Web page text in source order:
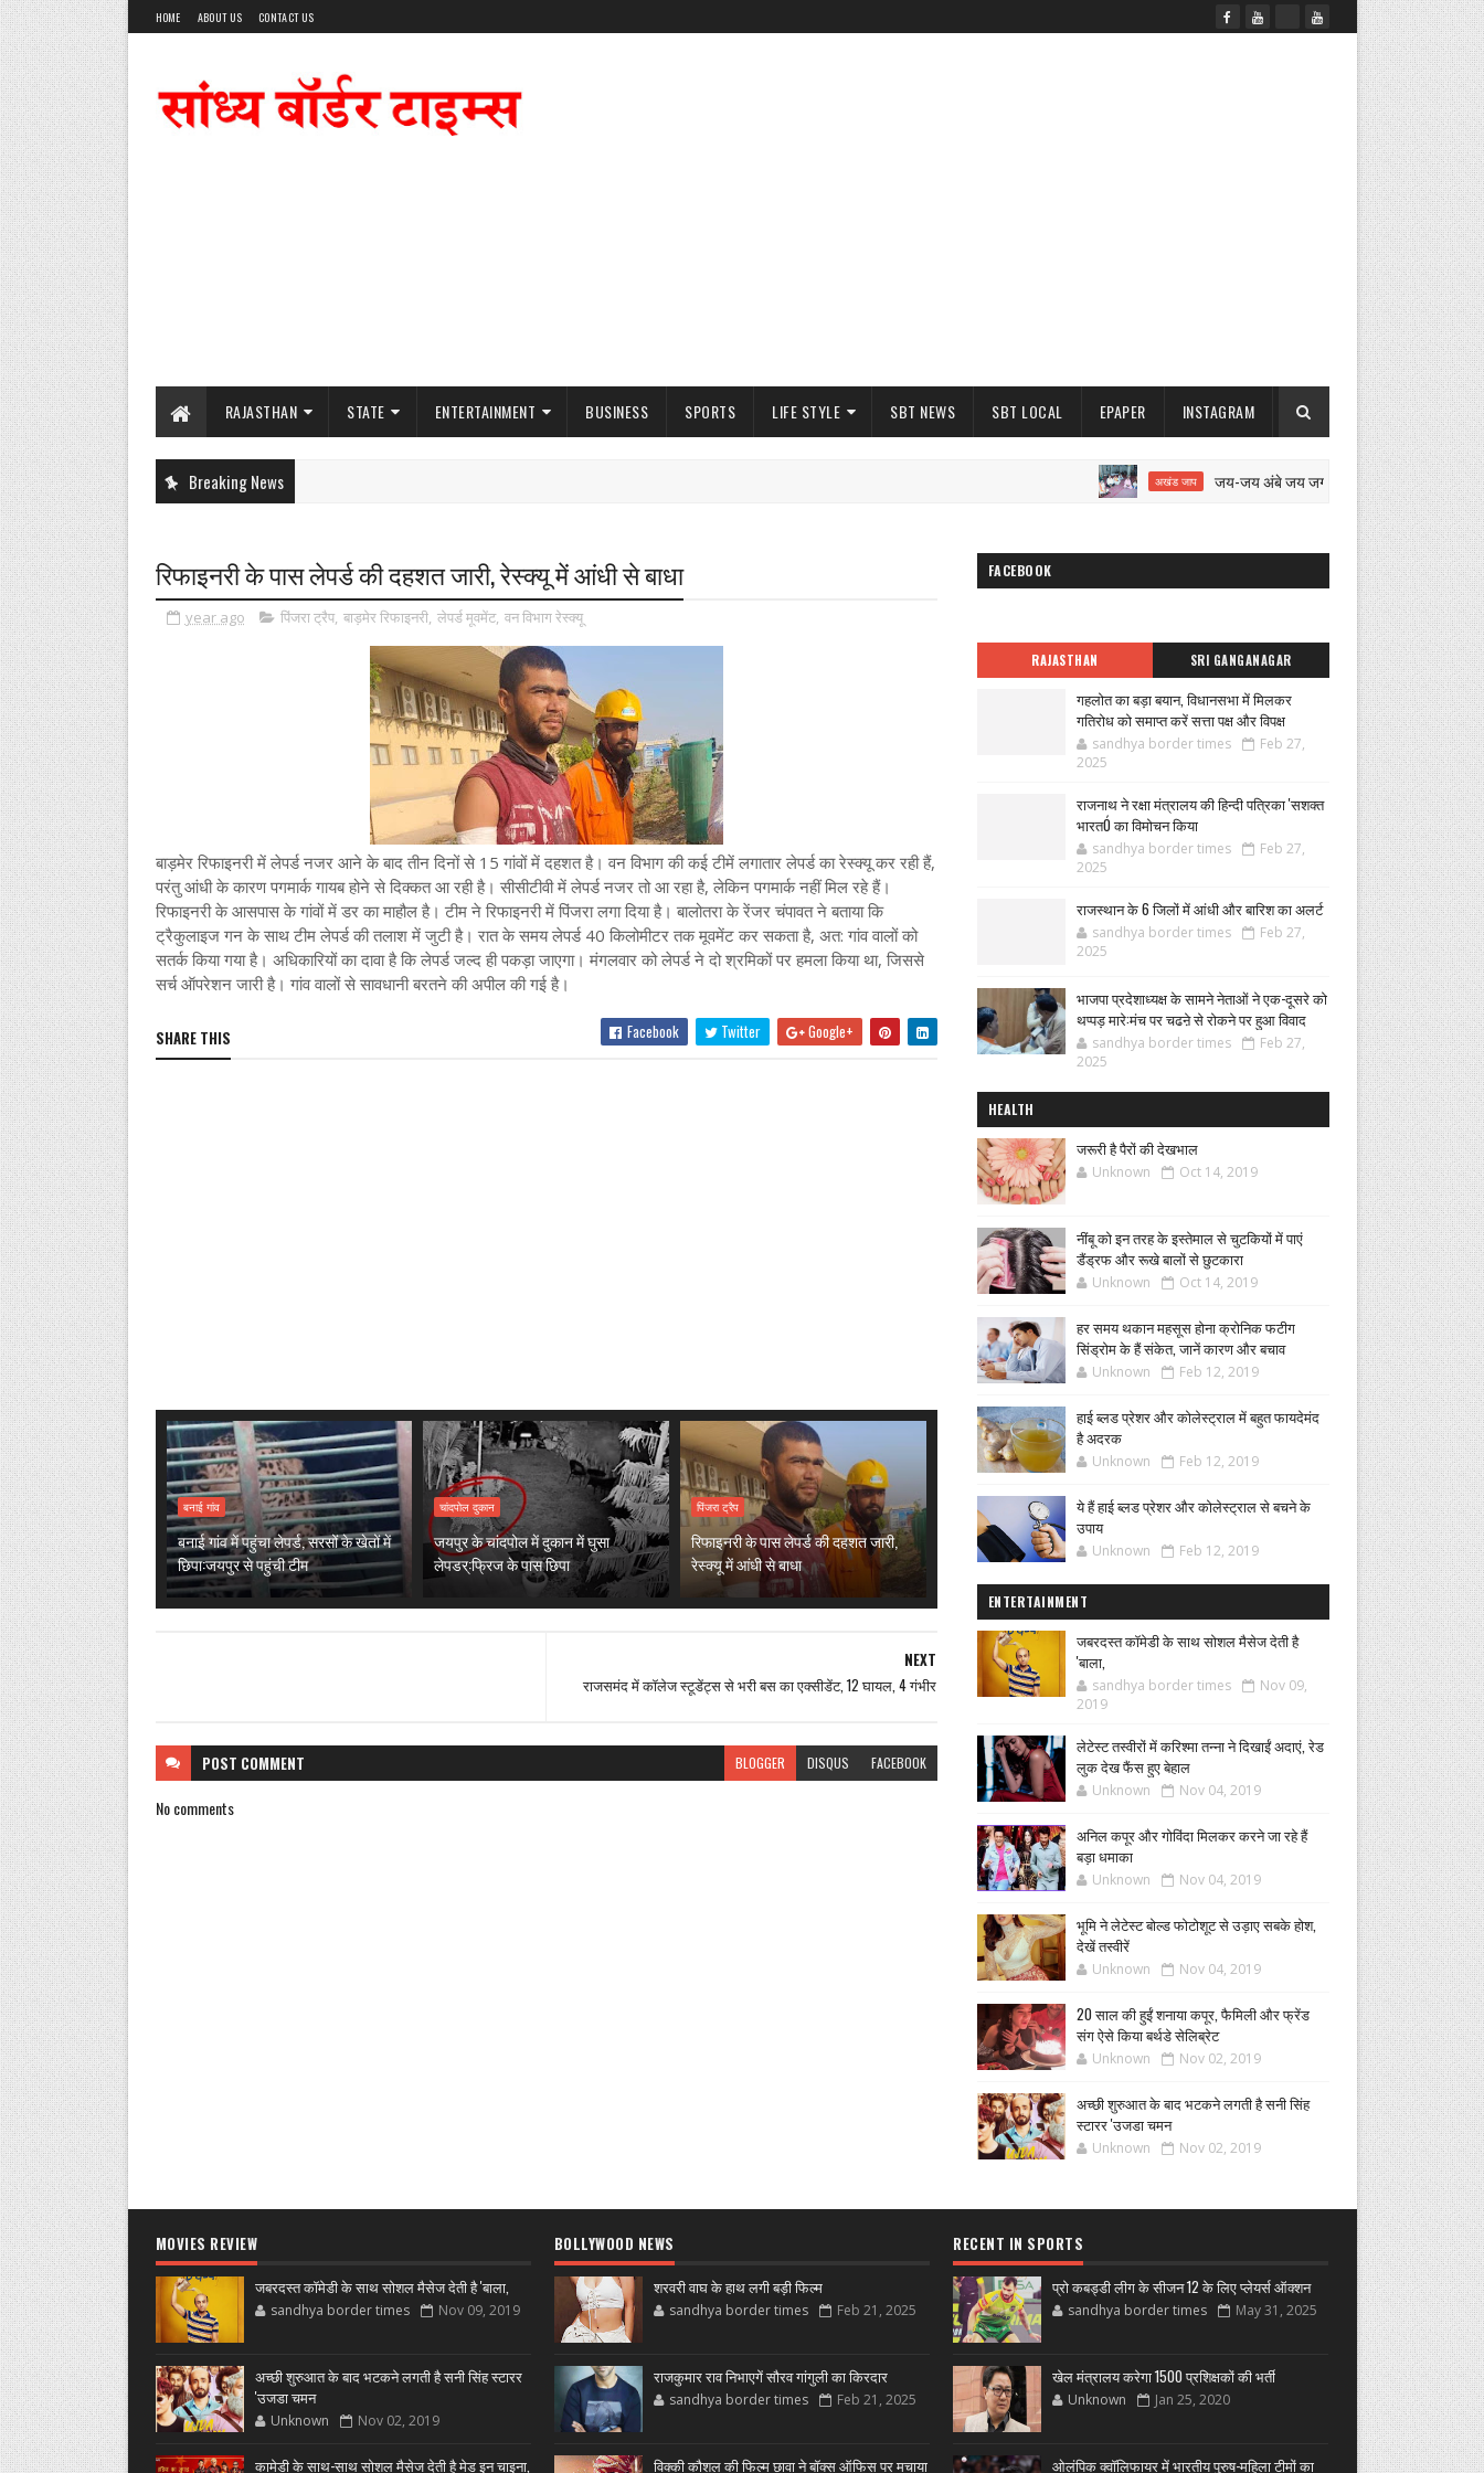
HOME ABOUT US CONTACT US
RAJASTHAN STATE ENTERTAINMENT BUSINESS SPORTS LIFE STYLE SBT NEWS SBT LOCAL EPAPER INSTAGRAM
Breaking News अखंड जाप जय-जय अंबे जय जगदंबे का 12 घंटे का अखंड जाप शुरू
रिफाइनरी के पास लेपर्ड की दहशत जारी, रेस्क्यू में आंधी से बाधा
year ago पिंजरा ट्रैप, बाड़मेर रिफाइनरी, लेपर्ड मूवमेंट, वन विभाग रेस्क्यू
बाड़मेर रिफाइनरी में लेपर्ड नजर आने के बाद तीन दिनों से 15 गांवों में दहशत है। वन विभाग की कई टीमें लगातार लेपर्ड का रेस्क्यू कर रही हैं,
परंतु आंधी के कारण पगमार्क गायब होने से दिक्कत आ रही है। सीसीटीवी में लेपर्ड नजर तो आ रहा है, लेकिन पगमार्क नहीं मिल रहे हैं।
रिफाइनरी के आसपास के गांवों में डर का माहौल है। टीम ने रिफाइनरी में पिंजरा लगा दिया है। बालोतरा के रेंजर चंपावत ने बताया कि
ट्रैकुलाइज गन के साथ टीम लेपर्ड की तलाश में जुटी है। रात के समय लेपर्ड 40 किलोमीटर तक मूवमेंट कर सकता है, अत: गांव वालों को
सतर्क किया गया है। अधिकारियों का दावा है कि लेपर्ड जल्द ही पकड़ा जाएगा। मंगलवार को लेपर्ड ने दो श्रमिकों पर हमला किया था, जिससे
सर्च ऑपरेशन जारी है। गांव वालों से सावधानी बरतने की अपील की गई है।
SHARE THIS Facebook Twitter Google+
बनाई गांव
बनाई गांव में पहुंचा लेपर्ड, सरसों के खेतों में
छिपा:जयपुर से पहुंची टीम
चांदपोल दुकान
जयपुर के चांदपोल में दुकान में घुसा
लेपडर्:फ्रिज के पास छिपा
पिंजरा ट्रैप
रिफाइनरी के पास लेपर्ड की दहशत जारी,
रेस्क्यू में आंधी से बाधा
NEXT
राजसमंद में कॉलेज स्टूडेंट्स से भरी बस का एक्सीडेंट, 12 घायल, 4 गंभीर
POST COMMENT BLOGGER DISQUS FACEBOOK
No comments
FACEBOOK
RAJASTHAN SRI GANGANAGAR
गहलोत का बड़ा बयान, विधानसभा में मिलकर
गतिरोध को समाप्त करें सत्ता पक्ष और विपक्ष
sandhya border times
Feb 27,
2025
राजनाथ ने रक्षा मंत्रालय की हिन्दी पत्रिका 'सशक्त
भारतÓ का विमोचन किया
sandhya border times
Feb 27,
2025
राजस्थान के 6 जिलों में आंधी और बारिश का अलर्ट
sandhya border times
Feb 27,
2025
भाजपा प्रदेशाध्यक्ष के सामने नेताओं ने एक-दूसरे को
थप्पड़ मारे:मंच पर चढऩे से रोकने पर हुआ विवाद
sandhya border times
Feb 27,
2025
HEALTH
जरूरी है पैरों की देखभाल
Unknown Oct 14, 2019
नींबू को इन तरह के इस्तेमाल से चुटकियों में पाएं
डैंड्रफ और रूखे बालों से छुटकारा
Unknown Oct 14, 2019
हर समय थकान महसूस होना क्रोनिक फटीग
सिंड्रोम के हैं संकेत, जानें कारण और बचाव
Unknown Feb 12, 2019
हाई ब्लड प्रेशर और कोलेस्ट्राल में बहुत फायदेमंद
है अदरक
Unknown Feb 12, 2019
ये हैं हाई ब्लड प्रेशर और कोलेस्ट्राल से बचने के
उपाय
Unknown Feb 12, 2019
ENTERTAINMENT
जबरदस्त कॉमेडी के साथ सोशल मैसेज देती है
'बाला,
sandhya border times
Nov 09,
2019
लेटेस्ट तस्वीरों में करिश्मा तन्ना ने दिखाईं अदाएं, रेड
लुक देख फैंस हुए बेहाल
Unknown Nov 04, 2019
अनिल कपूर और गोविंदा मिलकर करने जा रहे हैं
बड़ा धमाका
Unknown Nov 04, 2019
भूमि ने लेटेस्ट बोल्ड फोटोशूट से उड़ाए सबके होश,
देखें तस्वीरें
Unknown Nov 04, 2019
20 साल की हुईं शनाया कपूर, फैमिली और फ्रेंड
संग ऐसे किया बर्थडे सेलिब्रेट
Unknown Nov 02, 2019
अच्छी शुरुआत के बाद भटकने लगती है सनी सिंह
स्टारर 'उजडा चमन
Unknown Nov 02, 2019
MOVIES REVIEW
जबरदस्त कॉमेडी के साथ सोशल मैसेज देती है 'बाला,
sandhya border times Nov 09, 2019
अच्छी शुरुआत के बाद भटकने लगती है सनी सिंह स्टारर
'उजडा चमन
Unknown Nov 02, 2019
कामेडी के साथ-साथ सोशल मैसेज देती है मेड इन चाइना,
BOLLYWOOD NEWS
शरवरी वाघ के हाथ लगी बड़ी फिल्म
sandhya border times Feb 21, 2025
राजकुमार राव निभाएगें सौरव गांगुली का किरदार
sandhya border times Feb 21, 2025
विक्की कौशल की फिल्म छावा ने बॉक्स ऑफिस पर मचाया
RECENT IN SPORTS
प्रो कबड्डी लीग के सीजन 12 के लिए प्लेयर्स ऑक्शन
sandhya border times May 31, 2025
खेल मंत्रालय करेगा 1500 प्रशिक्षकों की भर्ती
Unknown Jan 25, 2020
ओलंपिक क्वॉलिफायर में भारतीय पुरुष-महिला टीमों का